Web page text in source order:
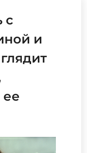
с
и
ее